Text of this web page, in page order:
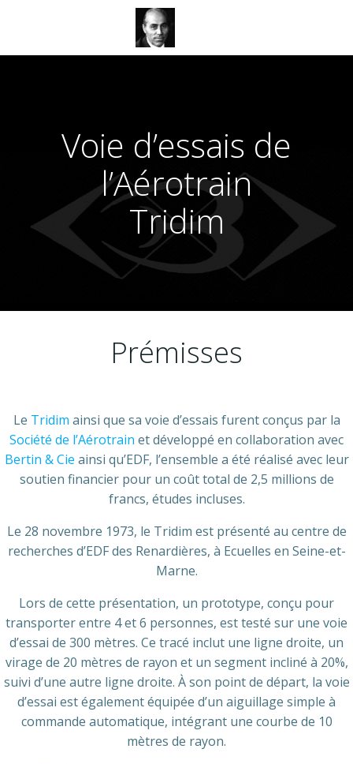
Voie d’essais de
l’Aérotrain
Tridim
Prémisses
Le Tridim ainsi que sa voie d’essais furent conçus par la
Société de l’Aérotrain et développé en collaboration avec
Bertin & Cie ainsi qu’EDF, l’ensemble a été réalisé avec leur
soutien financier pour un coût total de 2,5 millions de
francs, études incluses.
Le 28 novembre 1973, le Tridim est présenté au centre de
recherches d’EDF des Renardières, à Ecuelles en Seine-et-
Marne.
Lors de cette présentation, un prototype, conçu pour
transporter entre 4 et 6 personnes, est testé sur une voie
d’essai de 300 mètres. Ce tracé inclut une ligne droite, un
virage de 20 mètres de rayon et un segment incliné à 20%,
suivi d’une autre ligne droite. À son point de départ, la voie
d’essai est également équipée d’un aiguillage simple à
commande automatique, intégrant une courbe de 10
mètres de rayon.